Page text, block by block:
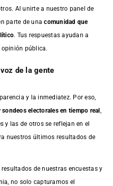
Al unirte a nuestro panel de
parte de unacomunidad que
. Tus respuestas ayudan a
pública.
de la gente
y la inmediatez. Por eso,
sondeos electorales en tiempo real
y las de otros se reflejan en el
nuestros últimos resultados de
de nuestras encuestasy
no solo capturamos el